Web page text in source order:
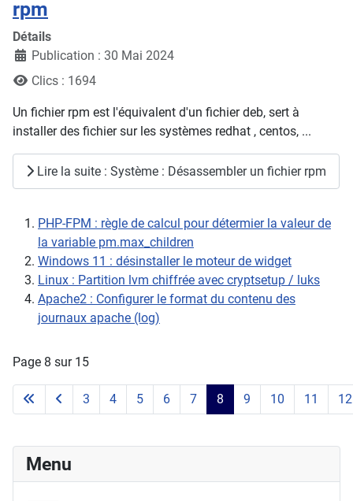
rpm
Détails
Publication : 30 Mai 2024
Clics : 1694
Un fichier rpm est l'équivalent d'un fichier deb, sert à
installer des fichier sur les systèmes redhat , centos, ...
Lire la suite : Système : Désassembler un fichier rpm
PHP-FPM : règle de calcul pour détermier la valeur de
la variable pm.max_children
Windows 11 : désinstaller le moteur de widget
Linux : Partition lvm chiffrée avec cryptsetup / luks
Apache2 : Configurer le format du contenu des
journaux apache (log)
Page 8 sur 15
3 4 5 6 7 8 9 10 11 12
Menu